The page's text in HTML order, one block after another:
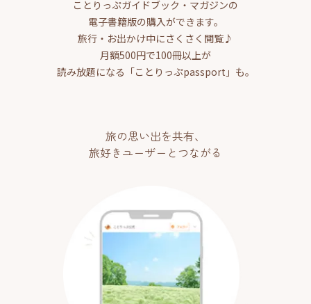
ことりっぷガイドブック・マガジンの
電子書籍版の購入ができます。
旅行・お出かけ中にさくさく閲覧♪
月額500円で100冊以上が
読み放題になる「ことりっぷpassport」も。
旅の思い出を共有、
旅好きユーザーとつながる